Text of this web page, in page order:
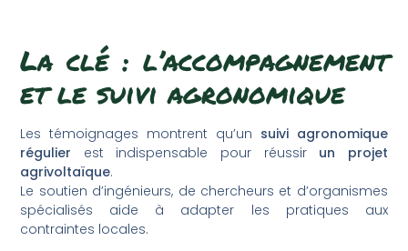
La clé : l’accompagnement
et le suivi agronomique
Les témoignages montrent qu’un suivi agronomique
régulier est indispensable pour réussir un projet
agrivoltaïque.
Le soutien d’ingénieurs, de chercheurs et d’organismes
spécialisés aide à adapter les pratiques aux
contraintes locales.